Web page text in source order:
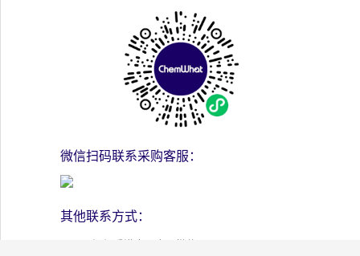
微信扫码联系采购客服：
其他联系方式：